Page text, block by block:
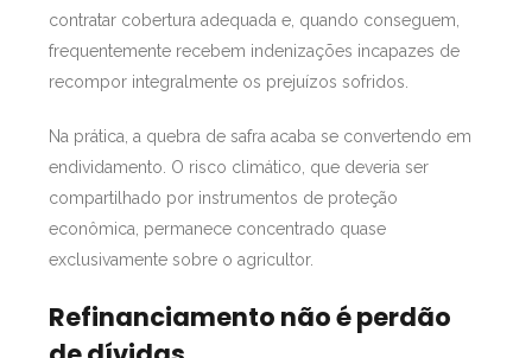
contratar cobertura adequada e, quando conseguem,
frequentemente recebem indenizações incapazes de
recompor integralmente os prejuízos sofridos.
Na prática, a quebra de safra acaba se convertendo em
endividamento. O risco climático, que deveria ser
compartilhado por instrumentos de proteção
econômica, permanece concentrado quase
exclusivamente sobre o agricultor.
Refinanciamento não é perdão